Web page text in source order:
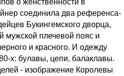
соединила два референса-
Букингемского дворца,
мужской плечевой пояс и
и красного. И одежду
х: булавы, цепи, балаклавы.
- изображение Королевы